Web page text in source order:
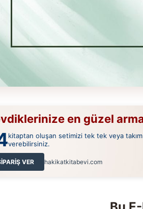
en güzel
kitaptan oluşan setimizi tek tek veya
verebilirsiniz.
VER hakikatkitabevi.com